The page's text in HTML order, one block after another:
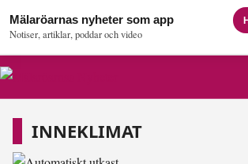
Mälaröarnas nyheter som app
Notiser, artiklar, poddar och video
Inneklimat
INNEKLIMAT